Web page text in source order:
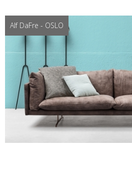
Alf DaFre - OSLO